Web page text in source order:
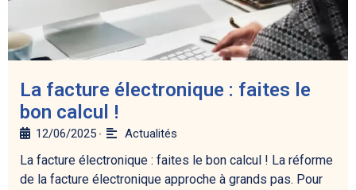
La facture électronique : faites le
bon calcul !
12/06/2025 • Actualités
La facture électronique : faites le bon calcul ! La réforme
de la facture électronique approche à grands pas. Pour